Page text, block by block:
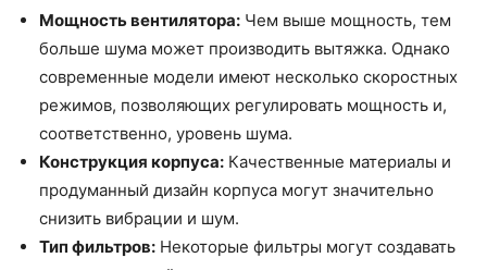
Мощность вентилятора: Чем выше мощность, тем
больше шума может производить вытяжка. Однако
современные модели имеют несколько скоростных
режимов, позволяющих регулировать мощность и,
соответственно, уровень шума.
Конструкция корпуса: Качественные материалы и
продуманный дизайн корпуса могут значительно
снизить вибрации и шум.
Тип фильтров: Некоторые фильтры могут создавать